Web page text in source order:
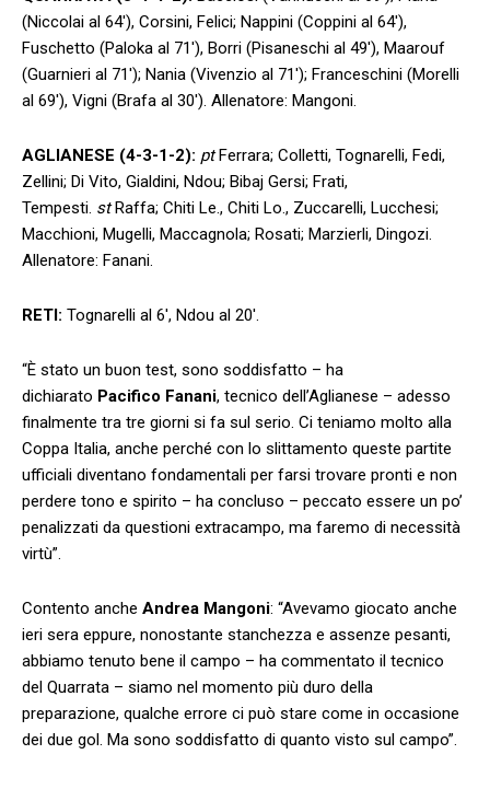
(Niccolai al 64′), Corsini, Felici; Nappini (Coppini al 64′),
Fuschetto (Paloka al 71′), Borri (Pisaneschi al 49′), Maarouf
(Guarnieri al 71′); Nania (Vivenzio al 71′); Franceschini (Morelli
al 69′), Vigni (Brafa al 30′). Allenatore: Mangoni.
AGLIANESE (4-3-1-2): ptFerrara; Colletti, Tognarelli, Fedi,
Zellini; Di Vito, Gialdini, Ndou; Bibaj Gersi; Frati,
Tempesti. stRaffa; Chiti Le., Chiti Lo., Zuccarelli, Lucchesi;
Macchioni, Mugelli, Maccagnola; Rosati; Marzierli, Dingozi.
Allenatore: Fanani.
RETI: Tognarelli al 6′, Ndou al 20′.
“È stato un buon test, sono soddisfatto – ha
dichiarato Pacifico Fanani, tecnico dell’Aglianese – adesso
finalmente tra tre giorni si fa sul serio. Ci teniamo molto alla
Coppa Italia, anche perché con lo slittamento queste partite
ufficiali diventano fondamentali per farsi trovare pronti e non
perdere tono e spirito – ha concluso – peccato essere un po’
penalizzati da questioni extracampo, ma faremo di necessità
virtù”.
Contento anche Andrea Mangoni: “Avevamo giocato anche
ieri sera eppure, nonostante stanchezza e assenze pesanti,
abbiamo tenuto bene il campo – ha commentato il tecnico
del Quarrata – siamo nel momento più duro della
preparazione, qualche errore ci può stare come in occasione
dei due gol. Ma sono soddisfatto di quanto visto sul campo”.